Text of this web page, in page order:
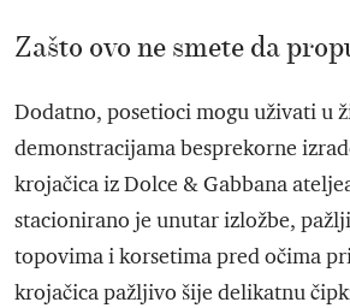
Zašto ovo ne smete da
Dodatno, posetioci mogu uživati u
demonstracijama besprekorne
krojačica iz Dolce & Gabbana
stacionirano je unutar izložbe,
topovima i korsetima pred očima
krojačica pažljivo šije delikatnu